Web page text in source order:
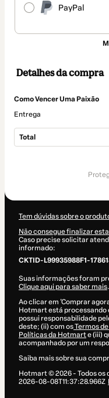
PayPal
Detalhes da compra
Como Vencer Uma Paixão
Entrega
Total
Tem dúvidas sobre o
Não consegue finalizar
Caso precise solicitar
informado:
CKTID-L99935988F1-
Suas informações foram
Clique aqui para saber mais.
Ao clicar em 'Comprar
Hotmart está processando
possui responsabilidade
deste; (ii) com osTermos
Políticas da Hotmarte (iii)
acompanhado por um
Saiba mais sobre sua
Hotmart ©2026- Todos os
2026-08-08T11:37:28.966Z